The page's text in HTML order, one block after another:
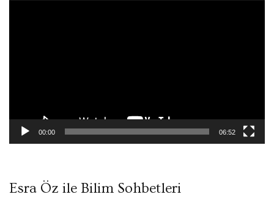
00:00 06:52
Esra Öz ile Bilim Sohbetleri